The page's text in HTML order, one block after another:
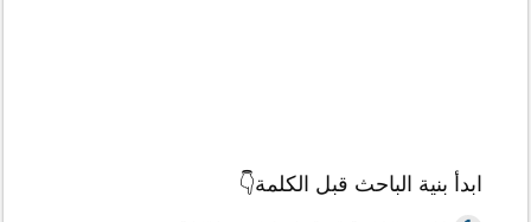
ابدأ بنية الباحث قبل الكلمة👇